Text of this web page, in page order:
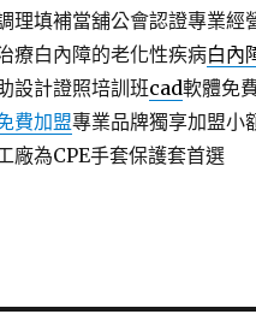
理填補當舖公會認證專業經
療白內障的老化性疾病白內
設計證照培訓班cad軟體免
費加盟專業品牌獨享加盟小
廠為CPE手套保護套首選